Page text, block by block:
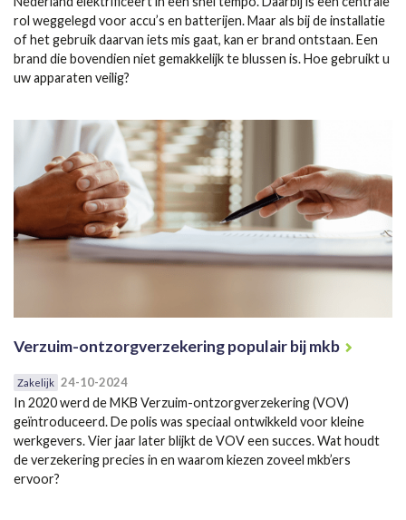
rol weggelegd voor accu’s en batterijen. Maar als bij de installatie
of het gebruik daarvan iets mis gaat, kan er brand ontstaan. Een
brand die bovendien niet gemakkelijk te blussen is. Hoe gebruikt u
uw apparaten veilig?
Verzuim-ontzorgverzekering populair bij mkb
Zakelijk 24-10-2024
In 2020 werd de MKB Verzuim-ontzorgverzekering (VOV)
geïntroduceerd. De polis was speciaal ontwikkeld voor kleine
werkgevers. Vier jaar later blijkt de VOV een succes. Wat houdt
de verzekering precies in en waarom kiezen zoveel mkb’ers
ervoor?